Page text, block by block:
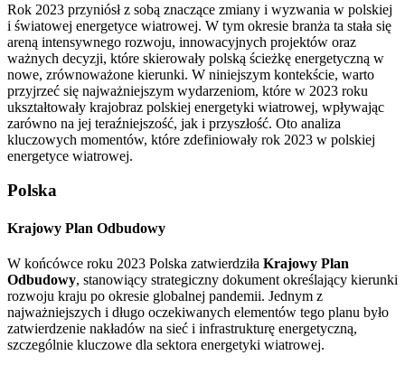
Rok 2023 przyniósł z sobą znaczące zmiany i wyzwania w polskiej
i światowej energetyce wiatrowej. W tym okresie branża ta stała się
areną intensywnego rozwoju, innowacyjnych projektów oraz
ważnych decyzji, które skierowały polską ścieżkę energetyczną w
nowe, zrównoważone kierunki. W niniejszym kontekście, warto
przyjrzeć się najważniejszym wydarzeniom, które w 2023 roku
ukształtowały krajobraz polskiej energetyki wiatrowej, wpływając
zarówno na jej teraźniejszość, jak i przyszłość. Oto analiza
kluczowych momentów, które zdefiniowały rok 2023 w polskiej
energetyce wiatrowej.
Polska
Krajowy Plan Odbudowy
W końcówce roku 2023 Polska zatwierdziła Krajowy Plan
Odbudowy, stanowiący strategiczny dokument określający kierunki
rozwoju kraju po okresie globalnej pandemii. Jednym z
najważniejszych i długo oczekiwanych elementów tego planu było
zatwierdzenie nakładów na sieć i infrastrukturę energetyczną,
szczególnie kluczowe dla sektora energetyki wiatrowej.